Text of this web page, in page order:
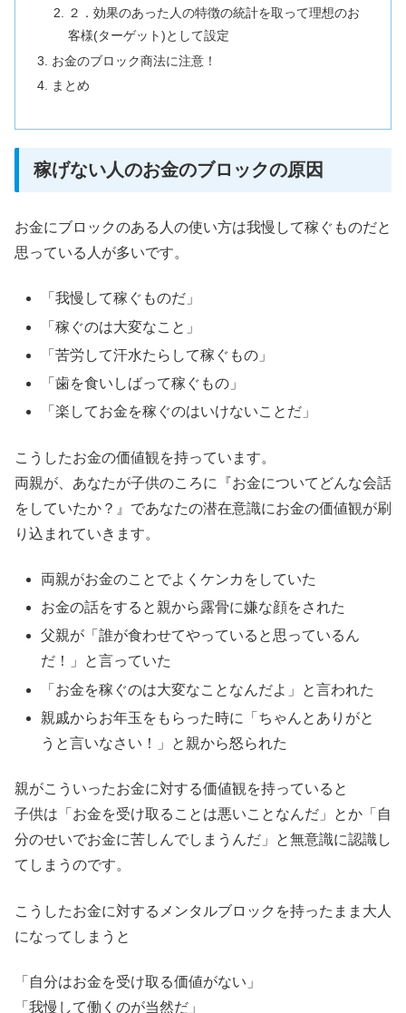
２．効果のあった人の特徴の統計を取って理想のお
客様(ターゲット)として設定
お金のブロック商法に注意！
まとめ
稼げない人のお金のブロックの原因
お金にブロックのある人の使い方は我慢して稼ぐものだと
思っている人が多いです。
「我慢して稼ぐものだ」
「稼ぐのは大変なこと」
「苦労して汗水たらして稼ぐもの」
「歯を食いしばって稼ぐもの」
「楽してお金を稼ぐのはいけないことだ」
こうしたお金の価値観を持っています。
両親が、あなたが子供のころに『お金についてどんな会話
をしていたか？』であなたの潜在意識にお金の価値観が刷
り込まれていきます。
両親がお金のことでよくケンカをしていた
お金の話をすると親から露骨に嫌な顔をされた
父親が「誰が食わせてやっていると思っているん
だ！」と言っていた
「お金を稼ぐのは大変なことなんだよ」と言われた
親戚からお年玉をもらった時に「ちゃんとありがと
うと言いなさい！」と親から怒られた
親がこういったお金に対する価値観を持っていると
子供は「お金を受け取ることは悪いことなんだ」とか「自
分のせいでお金に苦しんでしまうんだ」と無意識に認識し
てしまうのです。
こうしたお金に対するメンタルブロックを持ったまま大人
になってしまうと
「自分はお金を受け取る価値がない」
「我慢して働くのが当然だ」